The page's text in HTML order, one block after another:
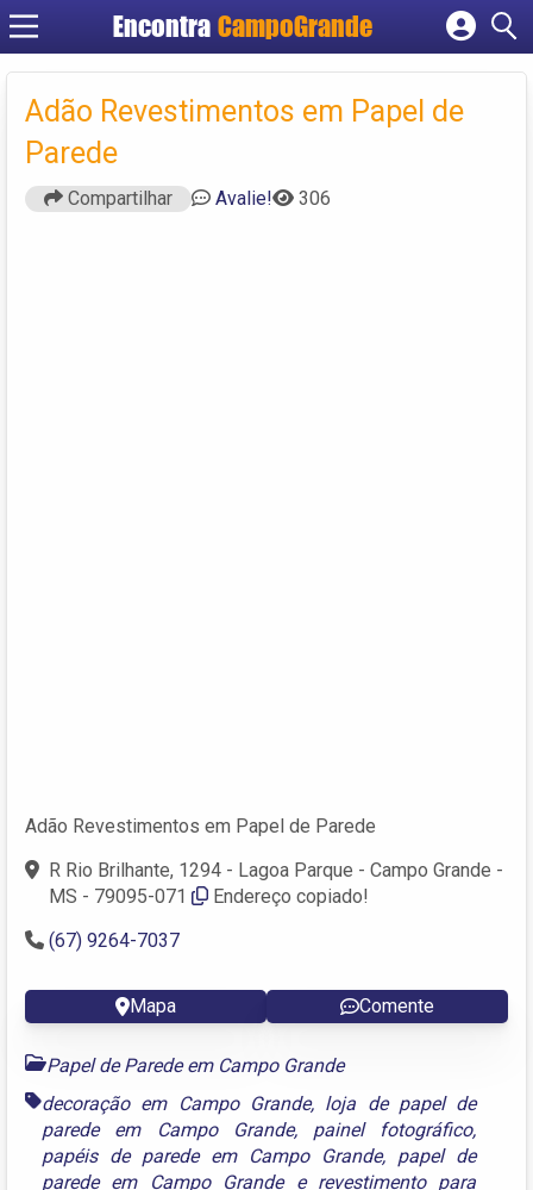
Encontra CampoGrande
Cadastrar empresa
Criar conta
Adão Revestimentos em Papel de
Parede
Compartilhar Avalie! 306
Adão Revestimentos em Papel de Parede
R Rio Brilhante, 1294 - Lagoa Parque - Campo Grande -
MS - 79095-071
Endereço copiado!
(67) 9264-7037
Mapa Comente
Papel de Parede em Campo Grande
decoração em Campo Grande, loja de papel de
parede em Campo Grande, painel fotográfico,
papéis de parede em Campo Grande, papel de
parede em Campo Grandee revestimento para